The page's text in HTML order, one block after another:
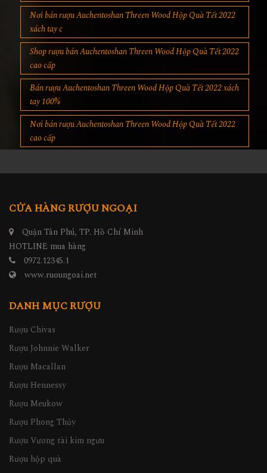
Nơi bán rượu Auchentoshan Threen Wood Hộp Quà Tết 2022
xách tay c
Shop rượu bán Auchentoshan Threen Wood Hộp Quà Tết 2022
cao cấp
Bán rượu Auchentoshan Threen Wood Hộp Quà Tết 2022 xách
tay 100%
Nơi bán rượu Auchentoshan Threen Wood Hộp Quà Tết 2022
cao cấp
CỬA HÀNG RƯỢU NGOẠI
Quận Tân Phú, TP. Hồ Chí Minh
HOTLINE mua hàng
0972.12345.1
www.ruoungoai.net
DANH MỤC RƯỢU
Rượu Chivas
Rượu Johnnie Walker
Rượu Macallan
Rượu Hennessy
Rượu Meukow
Rượu Phong Thủy
Rượu Vương tài kim ngưu
Rượu hộp quà